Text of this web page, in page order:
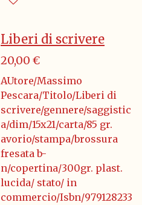
Liberi di scrivere
20,00 €
AUtore/Massimo
Pescara/Titolo/Liberi di
scrivere/gennere/saggistic
a/dim/15x21/carta/85 gr.
avorio/stampa/brossura
fresata b-
n/copertina/300gr. plast.
lucida/ stato/ in
commercio/Isbn/979128233